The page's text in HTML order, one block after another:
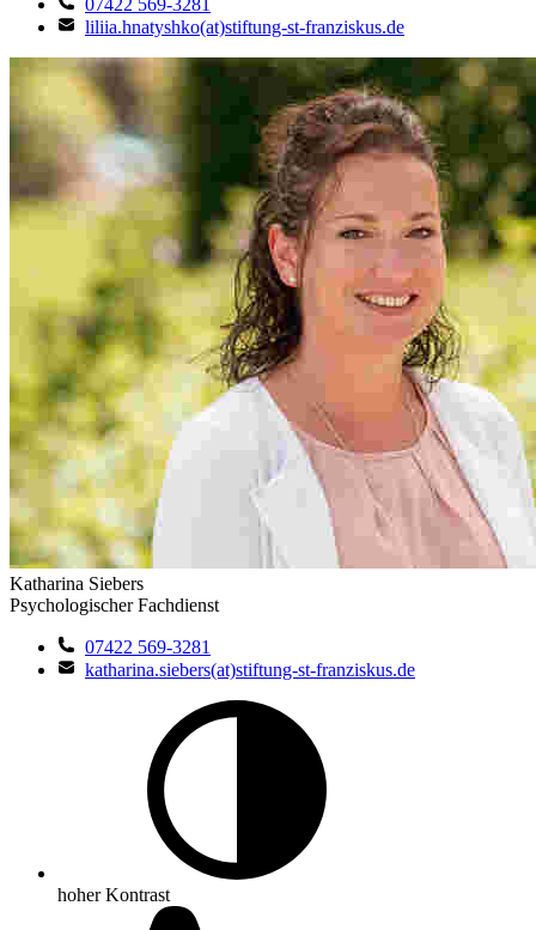
07422 569-3281
liliia.hnatyshko(at)stiftung-st-franziskus.de
Katharina Siebers
Psychologischer Fachdienst
07422 569-3281
katharina.siebers(at)stiftung-st-franziskus.de
hoher Kontrast